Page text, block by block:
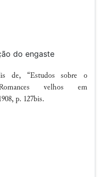
do engaste
de, “Estudos sobre o
velhos em
p. 127bis.